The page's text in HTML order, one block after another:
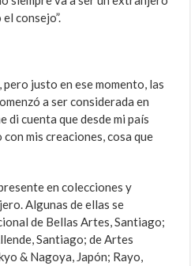
consejo”.
pero justo en ese momento, las
a ser considerada en
di cuenta que desde mi país
mis creaciones, cosa que
en colecciones y
Algunas de ellas se
de Bellas Artes, Santiago;
Santiago; de Artes
& Nagoya, Japón; Rayo,